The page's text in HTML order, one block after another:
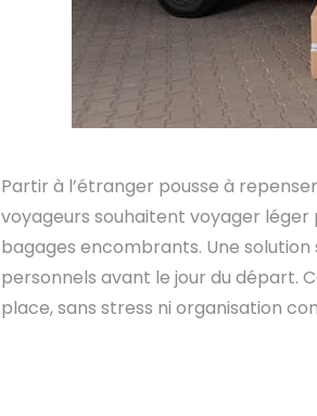
Partir à l’étranger pousse à
voyageurs souhaitent voyager
bagages encombrants. Une
personnels avant le jour du départ.
place, sans stress ni organisation